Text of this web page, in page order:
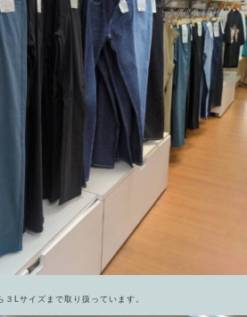
Lサイズまで取り扱っています。